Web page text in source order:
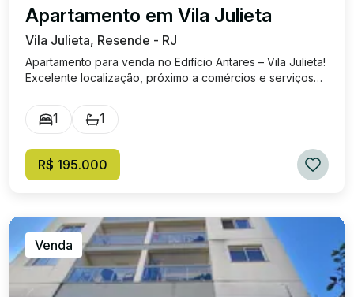
Apartamento em Vila Julieta
Vila Julieta, Resende - RJ
Apartamento para venda no Edifício Antares – Vila Julieta!
Excelente localização, próximo a comércios e serviços
serviço. 47 m². Banheiro social. Ideal para quem busca
conforto, praticidade e ótima localização! Agende já sua
(aproximadamente)
1 1
R$ 195.000
Venda